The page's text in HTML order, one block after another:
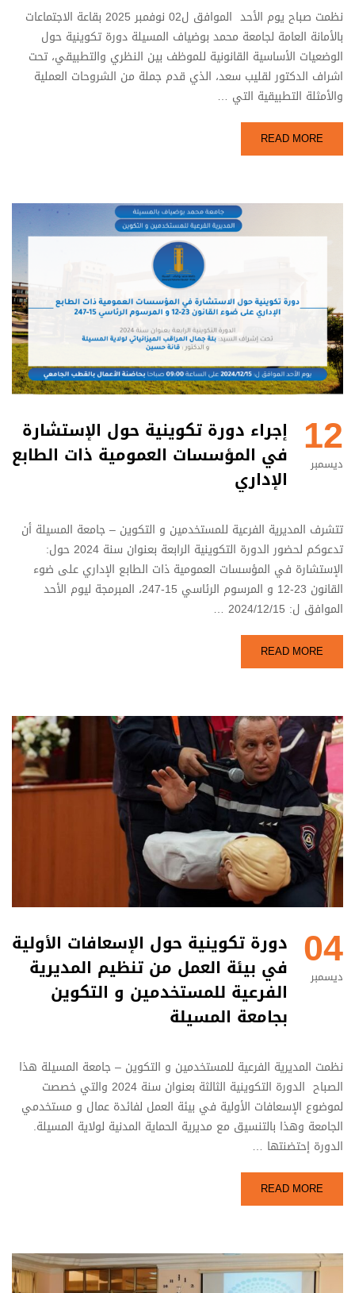
نظمت صباح يوم الأحد الموافق ل02 نوفمبر 2025 بقاعة الاجتماعات
بالأمانة العامة لجامعة محمد بوضياف المسيلة دورة تكوينية حول
الوضعيات الأساسية القانونية للموظف بين النظري والتطبيقي، تحت
اشراف الدكتور لقليب سعد، الذي قدم جملة من الشروحات العملية
والأمثلة التطبيقية التي …
READ MORE
12
ديسمبر
إجراء دورة تكوينية حول الإستشارة
في المؤسسات العمومية ذات الطابع
الإداري
تتشرف المديرية الفرعية للمستخدمين و التكوين – جامعة المسيلة أن
تدعوكم لحضور الدورة التكوينية الرابعة بعنوان سنة 2024 حول:
الإستشارة في المؤسسات العمومية ذات الطابع الإداري على ضوء
القانون 23-12 و المرسوم الرئاسي 15-247، المبرمجة ليوم الأحد
الموافق ل: 2024/12/15 …
READ MORE
04
ديسمبر
دورة تكوينية حول الإسعافات الأولية
في بيئة العمل من تنظيم المديرية
الفرعية للمستخدمين و التكوين
بجامعة المسيلة
نظمت المديرية الفرعية للمستخدمين و التكوين – جامعة المسيلة هذا
الصباح الدورة التكوينية الثالثة بعنوان سنة 2024 والتي خصصت
لموضوع الإسعافات الأولية في بيئة العمل لفائدة عمال و مستخدمي
الجامعة وهذا بالتنسيق مع مديرية الحماية المدنية لولاية المسيلة.
الدورة إحتضنتها …
READ MORE